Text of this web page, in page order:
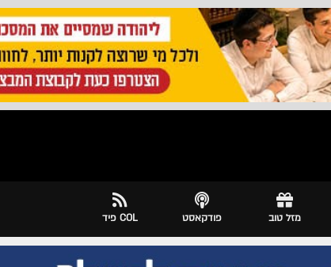
מזל טוב פודקאסט COL פיד